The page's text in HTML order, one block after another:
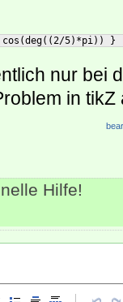
cos(deg((2/
nur bei
in tikZ
Hilfe!